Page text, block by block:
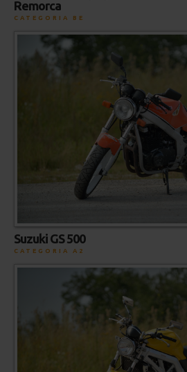
Remorca
CATEGORIA BE
Suzuki GS 500
CATEGORIA A2